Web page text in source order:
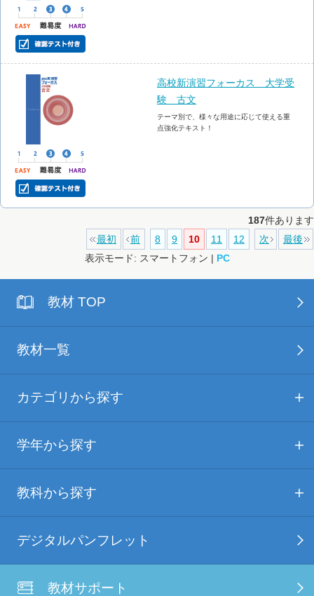
高校新演習フォーカス 大学受
験 古文
テーマ別で、様々な用途に応じて使える重
点強化テキスト！
187件あります
最初
前 8 9 10 11 12 次
最後
表示モード: スマートフォン | PC
教材 TOP
教材一覧
カテゴリから探す
学年から探す
教科から探す
デジタルパンフレット
教材サポート